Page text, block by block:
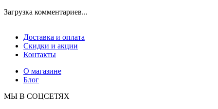
Загрузка комментариев...
Доставка и оплата
Скидки и акции
Контакты
О магазине
Блог
МЫ В СОЦСЕТЯХ